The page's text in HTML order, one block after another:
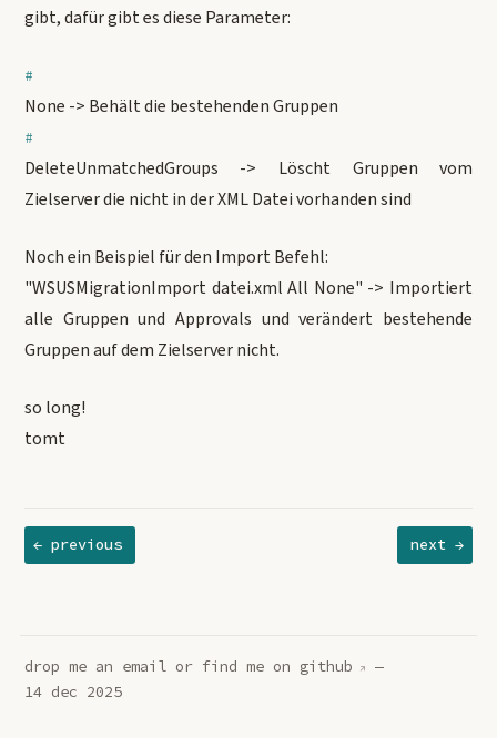
gibt, dafür gibt es diese Parameter:
None -> Behält die bestehenden Gruppen
DeleteUnmatchedGroups -> Löscht Gruppen vom
Zielserver die nicht in der XML Datei vorhanden sind
Noch ein Beispiel für den Import Befehl:
"WSUSMigrationImport datei.xml All None" -> Importiert
alle Gruppen und Approvals und verändert bestehende
Gruppen auf dem Zielserver nicht.
so long!
tomt
next →
← previous
drop me an emailor find me on github
—
14 dec 2025